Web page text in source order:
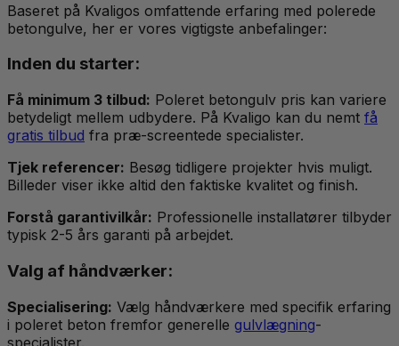
Baseret på Kvaligos omfattende erfaring med polerede
betongulve, her er vores vigtigste anbefalinger:
Inden du starter:
Få minimum 3 tilbud: Poleret betongulv pris kan variere
betydeligt mellem udbydere. På Kvaligo kan du nemt få
gratis tilbud fra præ-screentede specialister.
Tjek referencer: Besøg tidligere projekter hvis muligt.
Billeder viser ikke altid den faktiske kvalitet og finish.
Forstå garantivilkår: Professionelle installatører tilbyder
typisk 2-5 års garanti på arbejdet.
Valg af håndværker:
Specialisering: Vælg håndværkere med specifik erfaring
i poleret beton fremfor generelle gulvlægning-
specialister.